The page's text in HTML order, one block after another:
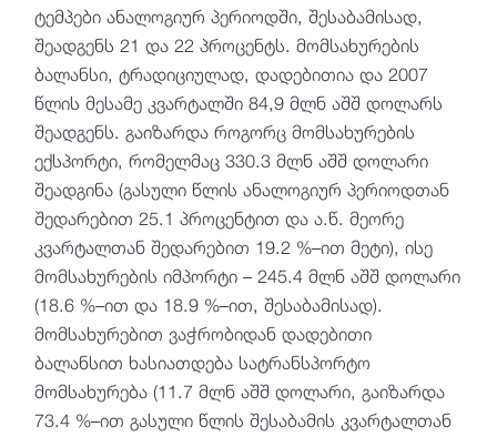
ტემპები ანალოგიურ პერიოდში, შესაბამისად,
შეადგენს 21 და 22 პროცენტს. მომსახურების
ბალანსი, ტრადიციულად, დადებითია და 2007
წლის მესამე კვარტალში 84,9 მლნ აშშ დოლარს
შეადგენს. გაიზარდა როგორც მომსახურების
ექსპორტი, რომელმაც 330.3 მლნ აშშ დოლარი
შეადგინა (გასული წლის ანალოგიურ პერიოდთან
შედარებით 25.1 პროცენტით და ა.წ. მეორე
კვარტალთან შედარებით 19.2 %–ით მეტი), ისე
მომსახურების იმპორტი – 245.4 მლნ აშშ დოლარი
(18.6 %–ით და 18.9 %–ით, შესაბამისად).
მომსახურებით ვაჭრობიდან დადებითი
ბალანსით ხასიათდება სატრანსპორტო
მომსახურება (11.7 მლნ აშშ დოლარი, გაიზარდა
73.4 %–ით გასული წლის შესაბამის კვარტალთან